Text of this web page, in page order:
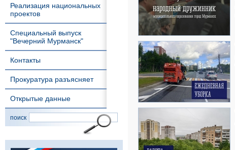
Реализация национальных
проектов
Специальный выпуск
"Вечерний Мурманск"
Контакты
Прокуратура разъясняет
Открытые данные
поиск